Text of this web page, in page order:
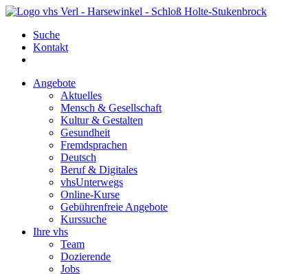
Suche
Kontakt
Angebote
Aktuelles
Mensch & Gesellschaft
Kultur & Gestalten
Gesundheit
Fremdsprachen
Deutsch
Beruf & Digitales
vhsUnterwegs
Online-Kurse
Gebührenfreie Angebote
Kurssuche
Ihre vhs
Team
Dozierende
Jobs